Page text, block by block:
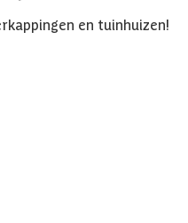
en tuinhuizen!